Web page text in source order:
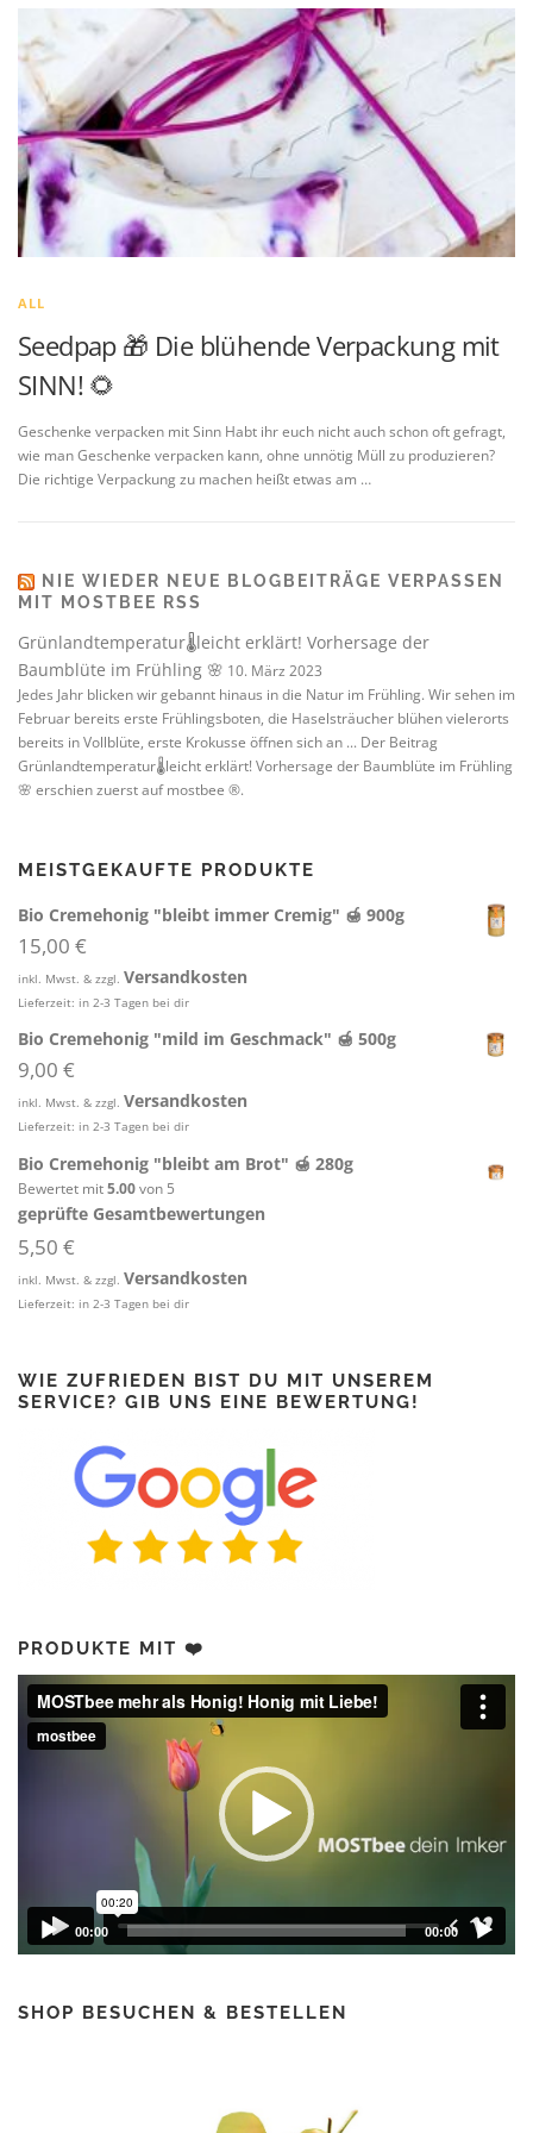
ALL
Seedpap 🎁 Die blühende Verpackung mit
SINN! 🌻
Geschenke verpacken mit Sinn Habt ihr euch nicht auch schon oft gefragt,
wie man Geschenke verpacken kann, ohne unnötig Müll zu produzieren?
Die richtige Verpackung zu machen heißt etwas am …
NIE WIEDER NEUE BLOGBEITRÄGE VERPASSEN
MIT MOSTBEE RSS
Grünlandtemperatur🌡️leicht erklärt! Vorhersage der
Baumblüte im Frühling 🌸 10. März 2023
Jedes Jahr blicken wir gebannt hinaus in die Natur im Frühling. Wir sehen im
Februar bereits erste Frühlingsboten, die Haselsträucher blühen vielerorts
bereits in Vollblüte, erste Krokusse öffnen sich an ... Der Beitrag
Grünlandtemperatur🌡️leicht erklärt! Vorhersage der Baumblüte im Frühling
🌸 erschien zuerst auf mostbee ®.
MEISTGEKAUFTE PRODUKTE
Bio Cremehonig "bleibt immer Cremig" 🍯 900g
15,00 €
inkl. Mwst. & zzgl. Versandkosten
Lieferzeit: in 2-3 Tagen bei dir
Bio Cremehonig "mild im Geschmack" 🍯 500g
9,00 €
inkl. Mwst. & zzgl. Versandkosten
Lieferzeit: in 2-3 Tagen bei dir
Bio Cremehonig "bleibt am Brot" 🍯 280g
Bewertet mit5.00von 5
geprüfte Gesamtbewertungen
5,50 €
inkl. Mwst. & zzgl. Versandkosten
Lieferzeit: in 2-3 Tagen bei dir
WIE ZUFRIEDEN BIST DU MIT UNSEREM
SERVICE? GIB UNS EINE BEWERTUNG!
PRODUKTE MIT ❤️
Video-
Player
00:00 00:00
SHOP BESUCHEN & BESTELLEN